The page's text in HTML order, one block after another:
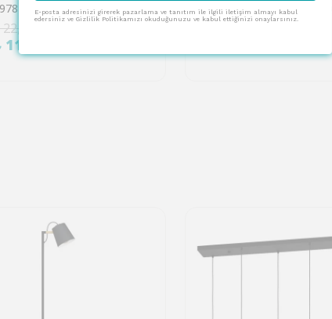
Eglo 901978 "CONIVARINO" 170 Cm Yüksekliğinde Beyaz Çelik Dokunmatik Köşe Lambası Lambader
11,329.00
₺ 18,113.00
E-posta adresinizi girerek pazarlama ve tanıtım ile ilgili iletişim almayı kabul
edersiniz ve Gizlilik Politikamızı okuduğunuzu ve kabul ettiğinizi onaylarsınız.